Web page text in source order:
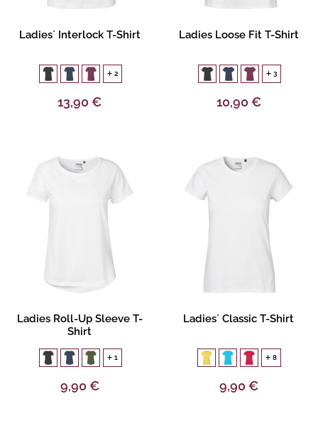
Gestalten
Ladies` Interlock T-Shirt
2
13,90 €
Gestalten
Ladies Loose Fit T-Shirt
3
10,90 €
Gestalten
Ladies Roll-Up Sleeve T-
Shirt
1
9,90 €
Gestalten
Ladies` Classic T-Shirt
8
9,90 €